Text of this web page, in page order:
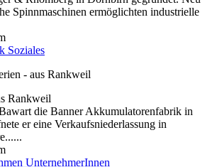
Spinnmaschinen ermöglichten industrielle
Soziales
Rankweil
die Banner Akkumulatorenfabrik in
er eine Verkaufsniederlassung in
UnternehmerInnen